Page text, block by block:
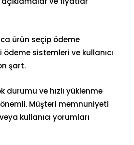
ürün seçip ödeme
sistemleri ve kullanıcı
şart.
durumu ve hızlı yüklenme
Müşteri memnuniyeti
kullanıcı yorumları